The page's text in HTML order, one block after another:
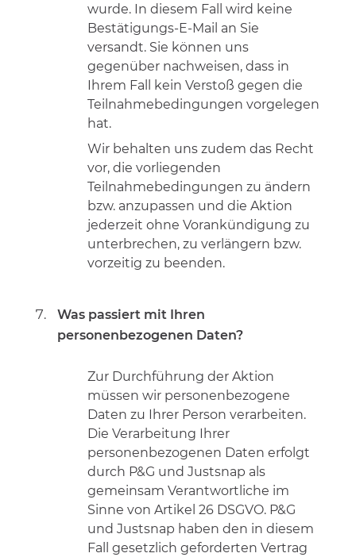
wurde. In diesem Fall wird keine
Bestätigungs-E-Mail an Sie
versandt. Sie können uns
gegenüber nachweisen, dass in
Ihrem Fall kein Verstoß gegen die
Teilnahmebedingungen vorgelegen
hat.
Wir behalten uns zudem das Recht
vor, die vorliegenden
Teilnahmebedingungen zu ändern
bzw. anzupassen und die Aktion
jederzeit ohne Vorankündigung zu
unterbrechen, zu verlängern bzw.
vorzeitig zu beenden.
Was passiert mit Ihren
personenbezogenen Daten?
Zur Durchführung der Aktion
müssen wir personenbezogene
Daten zu Ihrer Person verarbeiten.
Die Verarbeitung Ihrer
personenbezogenen Daten erfolgt
durch P&G und Justsnap als
gemeinsam Verantwortliche im
Sinne von Artikel 26 DSGVO. P&G
und Justsnap haben den in diesem
Fall gesetzlich geforderten Vertrag